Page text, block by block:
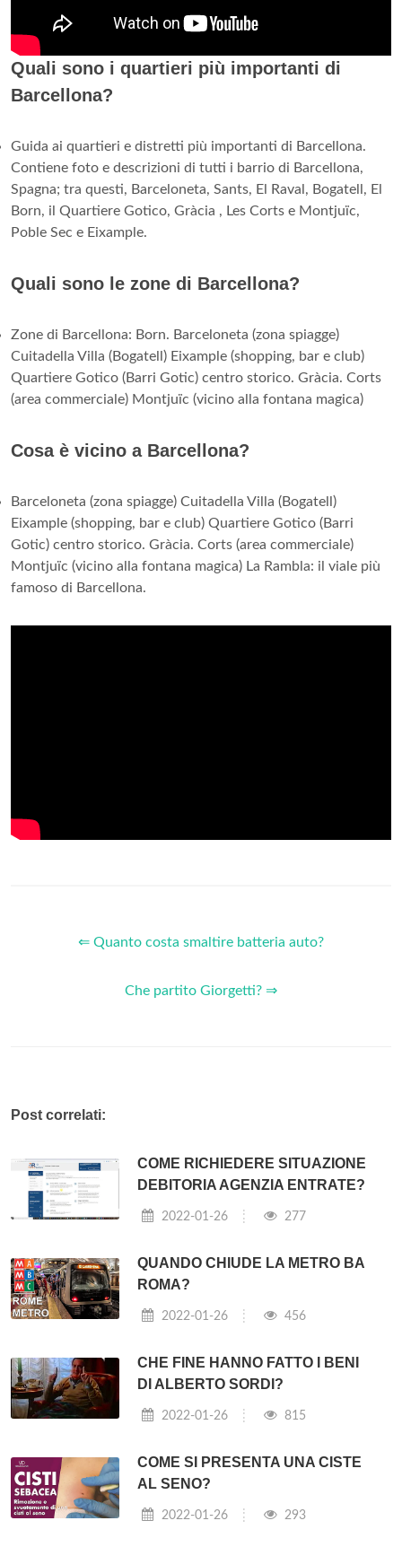
Quali sono i quartieri più importanti di
Barcellona?
Guida ai quartieri e distretti più importanti di Barcellona.
Contiene foto e descrizioni di tutti i barrio di Barcellona,
Spagna; tra questi, Barceloneta, Sants, El Raval, Bogatell, El
Born, il Quartiere Gotico, Gràcia , Les Corts e Montjuïc,
Poble Sec e Eixample.
Quali sono le zone di Barcellona?
Zone di Barcellona: Born. Barceloneta (zona spiagge)
Cuitadella Villa (Bogatell) Eixample (shopping, bar e club)
Quartiere Gotico (Barri Gotic) centro storico. Gràcia. Corts
(area commerciale) Montjuïc (vicino alla fontana magica)
Cosa è vicino a Barcellona?
Barceloneta (zona spiagge) Cuitadella Villa (Bogatell)
Eixample (shopping, bar e club) Quartiere Gotico (Barri
Gotic) centro storico. Gràcia. Corts (area commerciale)
Montjuïc (vicino alla fontana magica) La Rambla: il viale più
famoso di Barcellona.
⇐ Quanto costa smaltire batteria auto?
Che partito Giorgetti? ⇒
Post correlati:
COME RICHIEDERE SITUAZIONE
DEBITORIA AGENZIA ENTRATE?
2022-01-26 277
QUANDO CHIUDE LA METRO BA
ROMA?
2022-01-26 456
CHE FINE HANNO FATTO I BENI
DI ALBERTO SORDI?
2022-01-26 815
COME SI PRESENTA UNA CISTE
AL SENO?
2022-01-26 293